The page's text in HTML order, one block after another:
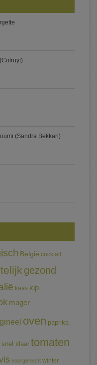
(Sandra Bekkari)
België cocktail
gezond
kaas kip
mager
oven paprika
snel klaar tomaten
voorgerecht winter